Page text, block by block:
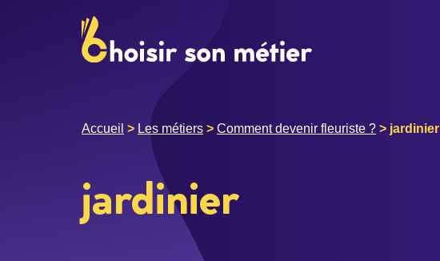
Accueil > Les métiers > Comment devenir fleuriste ? > jardinier
jardinier